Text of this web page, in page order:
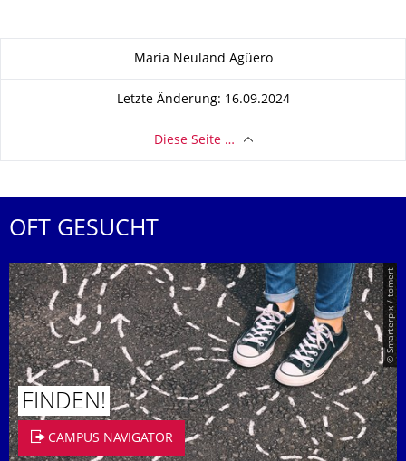
Zu dieser SeiteMaria Neuland Agüero
Letzte Änderung: 16.09.2024
Diese Seite …
OFT GESUCHT
© Smarterpix / tomert
FINDEN!
CAMPUS NAVIGATOR